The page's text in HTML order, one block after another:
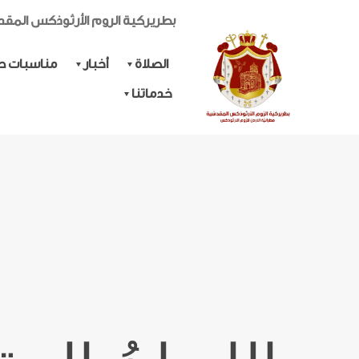
بطريركية الروم الأرثوذكس
الصلاة أخبار مناسبات
خدماتنا